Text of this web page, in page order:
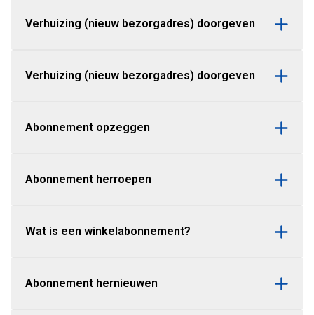
Verhuizing (nieuw bezorgadres) doorgeven
Verhuizing (nieuw bezorgadres) doorgeven
Abonnement opzeggen
Abonnement herroepen
Wat is een winkelabonnement?
Abonnement hernieuwen